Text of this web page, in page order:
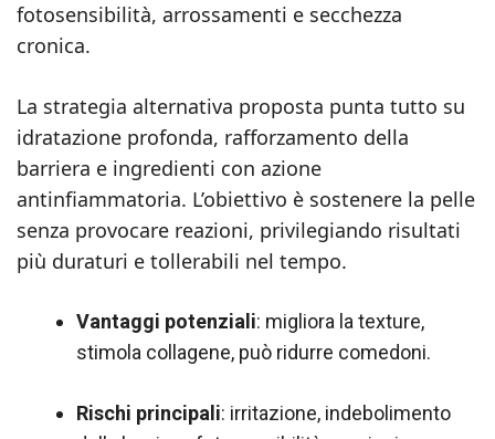
fotosensibilità, arrossamenti e secchezza
cronica.
La strategia alternativa proposta punta tutto su
idratazione profonda, rafforzamento della
barriera e ingredienti con azione
antinfiammatoria. L’obiettivo è sostenere la pelle
senza provocare reazioni, privilegiando risultati
più duraturi e tollerabili nel tempo.
Vantaggi potenziali: migliora la texture,
stimola collagene, può ridurre comedoni.
Rischi principali: irritazione, indebolimento